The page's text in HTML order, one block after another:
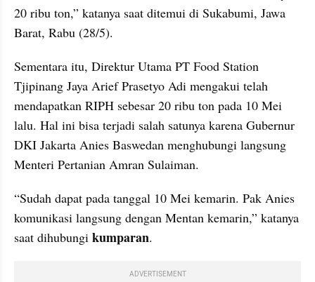
20 ribu ton,” katanya saat ditemui di Sukabumi, Jawa
Barat, Rabu (28/5).
Sementara itu, Direktur Utama PT Food Station
Tjipinang Jaya Arief Prasetyo Adi mengakui telah
mendapatkan RIPH sebesar 20 ribu ton pada 10 Mei
lalu. Hal ini bisa terjadi salah satunya karena Gubernur
DKI Jakarta Anies Baswedan menghubungi langsung
Menteri Pertanian Amran Sulaiman.
“Sudah dapat pada tanggal 10 Mei kemarin. Pak Anies
komunikasi langsung dengan Mentan kemarin,” katanya
saat dihubungi kumparan.
ADVERTISEMENT